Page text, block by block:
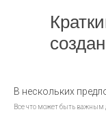
В нескольких
Все что может быть важным
Персональные данные,
размещены с согласия
Условия и запреты не